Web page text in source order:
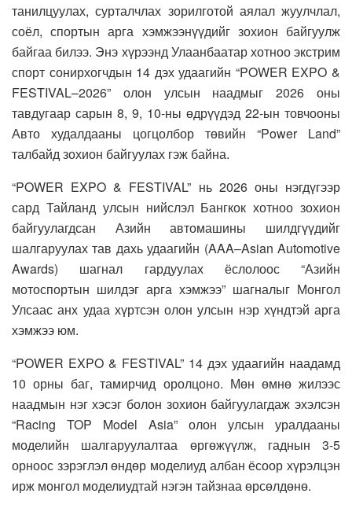
танилцуулах, сурталчлах зорилготой аялал жуулчлал,
соёл, спортын арга хэмжээнүүдийг зохион байгуулж
байгаа билээ. Энэ хүрээнд Улаанбаатар хотноо экстрим
спорт сонирхогчдын 14 дэх удаагийн “POWER EXPO &
FESTIVAL–2026”
олон улсын наадмыг 2026 оны
тавдугаар сарын 8, 9, 10-ны өдрүүдэд 22-ын товчооны
Авто худалдааны цогцолбор төвийн “Power Land”
талбайд зохион байгуулах гэж байна.
“POWER EXPO & FESTIVAL” нь 2026 оны нэгдүгээр
сард Тайланд улсын нийслэл Бангкок хотноо зохион
байгуулагдсан Азийн автомашины шилдгүүдийг
шалгаруулах тав дахь удаагийн (AAA–Asian Automotive
Awards) шагнал гардуулах ёслолоос “Азийн
мотоспортын шилдэг арга хэмжээ” шагналыг Монгол
Улсаас анх удаа хүртсэн олон улсын нэр хүндтэй арга
хэмжээ юм.
“POWER EXPO & FESTIVAL” 14 дэх удаагийн наадамд
10 орны баг, тамирчид оролцоно. Мөн өмнө жилээс
наадмын нэг хэсэг болон зохион байгуулагдаж эхэлсэн
“Racing TOP Model Asia” олон улсын уралдааны
моделийн шалгаруулалтаа өргөжүүлж, гаднын 3-5
орноос зэрэглэл өндөр моделиуд албан ёсоор хүрэлцэн
ирж монгол моделиудтай нэгэн тайзнаа өрсөлдөнө.